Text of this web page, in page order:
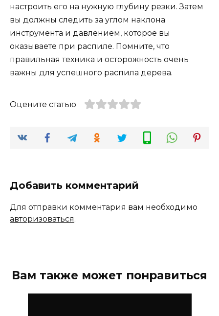
настроить его на нужную глубину резки. Затем
вы должны следить за углом наклона
инструмента и давлением, которое вы
оказываете при распиле. Помните, что
правильная техника и осторожность очень
важны для успешного распила дерева.
Оцените статью
Добавить комментарий
Для отправки комментария вам необходимо
авторизоваться.
Вам также может понравиться